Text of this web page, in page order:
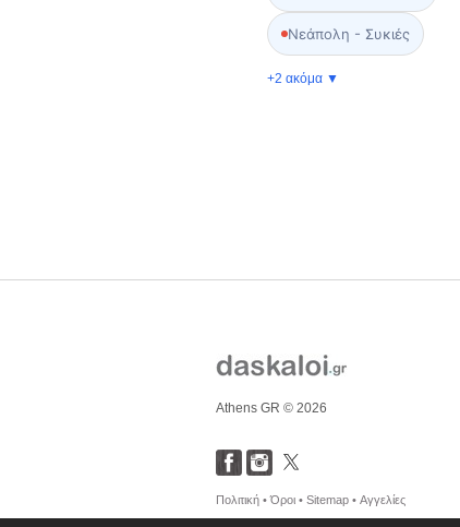
Νεάπολη - Συκιές
+2 ακόμα ▼
Athens GR © 2026
Πολιτική •Όροι • Sitemap • Αγγελίες